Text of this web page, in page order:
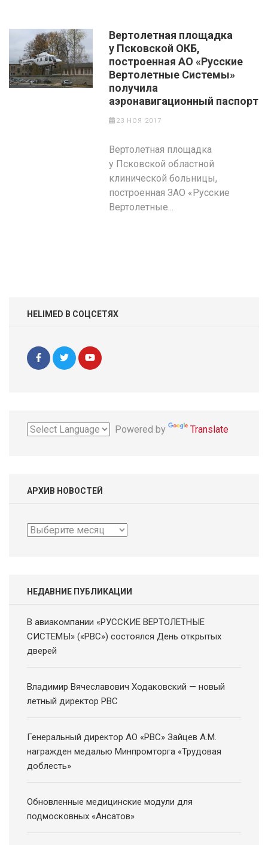
Вертолетная площадка
у Псковской ОКБ,
построенная АО «Русские
Вертолетные Системы»
получила
аэронавигационный паспорт
23 НОЯ 2017
Вертолетная площадка
у Псковской областной
клинической больницы,
построенная ЗАО «Русские
Вертолетные...
HELIMED В СОЦСЕТЯХ
Powered by Translate
АРХИВ НОВОСТЕЙ
Архив
НЕДАВНИЕ ПУБЛИКАЦИИ
В авиакомпании «РУССКИЕ ВЕРТОЛЕТНЫЕ
СИСТЕМЫ» («РВС») состоялся День открытых
дверей
Владимир Вячеславович Ходаковский — новый
летный директор РВС
Генеральный директор АО «РВС» Зайцев А.М.
награжден медалью Минпромторга «Трудовая
доблесть»
Обновленные медицинские модули для
подмосковных «Ансатов»